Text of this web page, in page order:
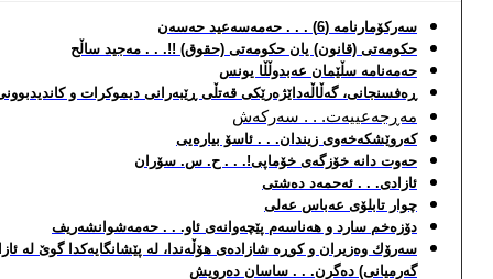
سه‌ركۆمارنامه‌ (6) . . . حه‌مه‌سه‌عید حه‌سه‌ن
حكومه‌تی (قانون) یان حكومه‌تی (حقوق) !!. . . مه‌جید ساڵح
حه‌مه‌نامه‌ سڵێمان عه‌بدوڵڵا یونس
ڕه‌فسنجانی، گه‌ڵاڵه‌داێژه‌رێكی قه‌تڵی ڕێبه‌رانی دیموكرات و
مه‌ڕجه‌عییه‌ت. . . سه‌رکه‌ش
كه‌روێشكه‌خه‌وی زیندان. . . ئاسۆ بیاره‌یی
حه‌وت دانه‌ خۆزگه‌ی خۆماپی!. . . ح. س. سۆران
ئازادی. . . ئه‌حمه‌د ده‌شتی
چوار تابلۆی عه‌باس عه‌لی
دۆزه‌خم سارد و هه‌ناسه‌م پێچه‌وانه‌ی ئاو. . . حه‌مه‌شوانشه‌ریف
سه‌رۆك وه‌زیران و كوڕه‌ شازاده‌ی هۆڵه‌ندا، له‌ پێشانگایه‌كدا گوێ له‌
گه‌رمیانی) ده‌گرن. . . ساسان ده‌رویش